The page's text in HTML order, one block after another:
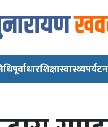
पूर्वाधारशिक्षास्वास्थ्यपर्यटन